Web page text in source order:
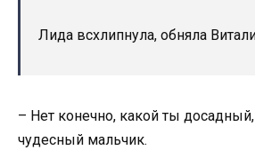
Лида всхлипнула, обняла
– Нет конечно, какой ты
чудесный мальчик.